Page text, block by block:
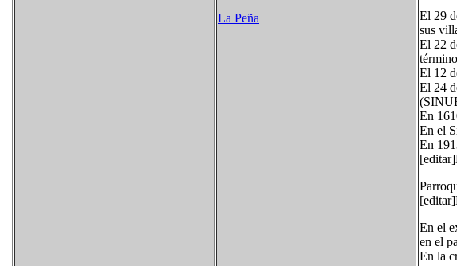
La Peña
El 29
sus
El 22
El 12
El 24
En
En el
En
En el
en el
En la